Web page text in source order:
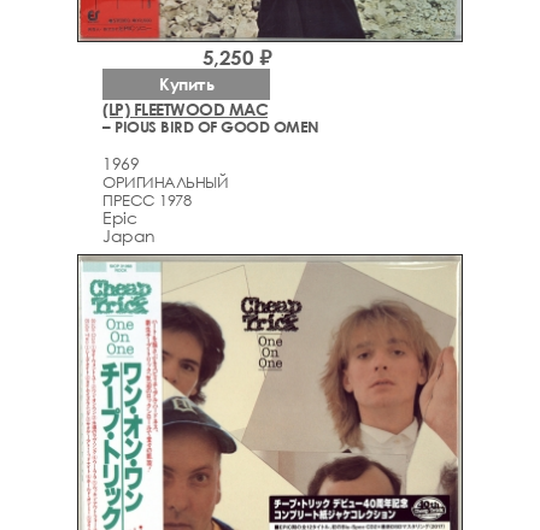
(LP) FLEETWOOD MAC
– PIOUS BIRD OF GOOD OMEN
1969
ОРИГИНАЛЬНЫЙ
ПРЕСС 1978
Epic
Japan
5,250 ₽
Купить